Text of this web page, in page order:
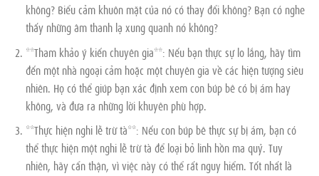
không? Biểu cảm khuôn mặt của nó có thay đổi không? Bạn có nghe
thấy những âm thanh lạ xung quanh nó không?
**Tham khảo ý kiến chuyên gia**: Nếu bạn thực sự lo lắng, hãy tìm
đến một nhà ngoại cảm hoặc một chuyên gia về các hiện tượng siêu
nhiên. Họ có thể giúp bạn xác định xem con búp bê có bị ám hay
không, và đưa ra những lời khuyên phù hợp.
**Thực hiện nghi lễ trừ tà**: Nếu con búp bê thực sự bị ám, bạn có
thể thực hiện một nghi lễ trừ tà để loại bỏ linh hồn ma quỷ. Tuy
nhiên, hãy cẩn thận, vì việc này có thể rất nguy hiểm. Tốt nhất là